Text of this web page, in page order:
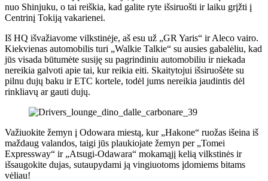
nuo Shinjuku, o tai reiškia, kad galite ryte išsiruošti ir laiku grįžti į
Centrinį Tokiją vakarienei.
Iš HQ išvažiavome vilkstinėje, aš esu už „GR Yaris“ ir Aleco vairo.
Kiekvienas automobilis turi „Walkie Talkie“ su ausies gabalėliu, kad
jūs visada būtumėte susiję su pagrindiniu automobiliu ir niekada
nereikia galvoti apie tai, kur reikia eiti. Skaitytojui išsiruošėte su
pilnu dujų baku ir ETC kortele, todėl jums nereikia jaudintis dėl
rinkliavų ar gauti dujų.
Važiuokite žemyn į Odowara miestą, kur „Hakone“ ruožas išeina iš
maždaug valandos, taigi jūs plaukiojate žemyn per „Tomei
Expressway“ ir „Atsugi-Odawara“ mokamąjį kelią vilkstinės ir
išsaugokite dujas, sutaupydami ją vingiuotoms įdomiems bitams
vėliau!